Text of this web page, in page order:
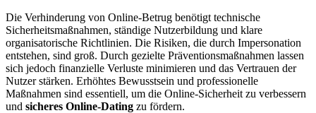
Die Verhinderung von Online-Betrug benötigt technische
Sicherheitsmaßnahmen, ständige Nutzerbildung und klare
organisatorische Richtlinien. Die Risiken, die durch Impersonation
entstehen, sind groß. Durch gezielte Präventionsmaßnahmen lassen
sich jedoch finanzielle Verluste minimieren und das Vertrauen der
Nutzer stärken. Erhöhtes Bewusstsein und professionelle
Maßnahmen sind essentiell, um die Online-Sicherheit zu verbessern
und sicheres Online-Dating zu fördern.